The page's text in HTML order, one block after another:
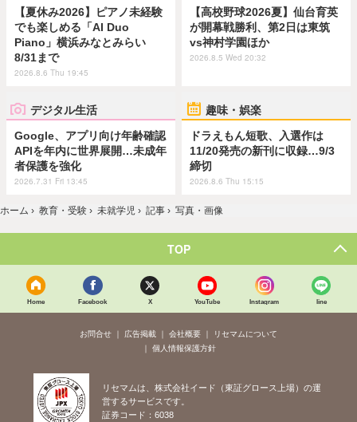
【夏休み2026】ピアノ未経験
でも楽しめる「AI Duo
Piano」横浜みなとみらい
8/31まで
2026.8.6 Thu 19:45
【高校野球2026夏】仙台育英
が開幕戦勝利、第2日は東筑
vs神村学園ほか
2026.8.5 Wed 20:32
デジタル生活
Google、アプリ向け年齢確認
APIを年内に世界展開…未成年
者保護を強化
2026.7.31 Fri 13:45
趣味・娯楽
ドラえもん短歌、入選作は
11/20発売の新刊に収録…9/3
締切
2026.8.6 Thu 15:15
ホーム › 教育・受験 › 未就学児 › 記事 › 写真・画像
TOP
Home Facebook X YouTube Instagram line
お問合せ 広告掲載 会社概要
リセマムについて
個人情報保護方針
リセマムは、株式会社イード（東証グロース上場）の運
営するサービスです。
証券コード：6038